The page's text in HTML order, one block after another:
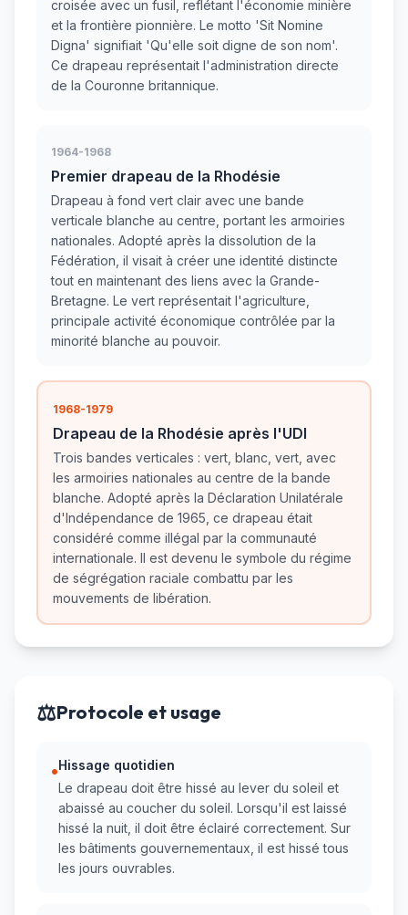
croisée avec un fusil, reflétant l'économie minière
et la frontière pionnière. Le motto 'Sit Nomine
Digna' signifiait 'Qu'elle soit digne de son nom'.
Ce drapeau représentait l'administration directe
de la Couronne britannique.
1964-1968
Premier drapeau de la Rhodésie
Drapeau à fond vert clair avec une bande
verticale blanche au centre, portant les armoiries
nationales. Adopté après la dissolution de la
Fédération, il visait à créer une identité distincte
tout en maintenant des liens avec la Grande-
Bretagne. Le vert représentait l'agriculture,
principale activité économique contrôlée par la
minorité blanche au pouvoir.
1968-1979
Drapeau de la Rhodésie après l'UDI
Trois bandes verticales : vert, blanc, vert, avec
les armoiries nationales au centre de la bande
blanche. Adopté après la Déclaration Unilatérale
d'Indépendance de 1965, ce drapeau était
considéré comme illégal par la communauté
internationale. Il est devenu le symbole du régime
de ségrégation raciale combattu par les
mouvements de libération.
⚖️Protocole et usage
•Hissage quotidien
Le drapeau doit être hissé au lever du soleil et
abaissé au coucher du soleil. Lorsqu'il est laissé
hissé la nuit, il doit être éclairé correctement. Sur
les bâtiments gouvernementaux, il est hissé tous
les jours ouvrables.